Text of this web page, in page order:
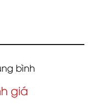
bình
giá